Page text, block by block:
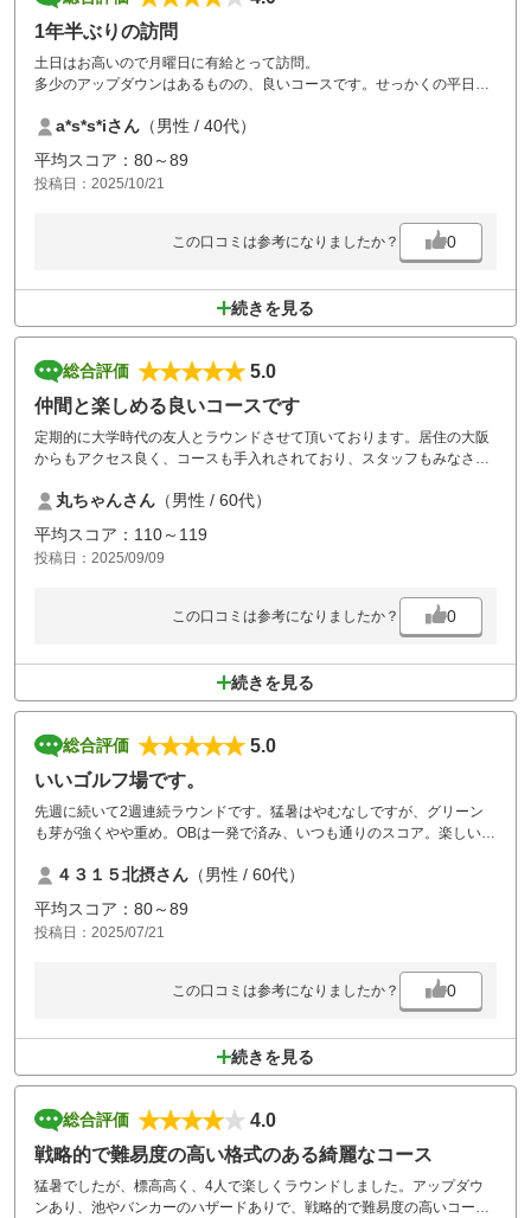
1年半ぶりの訪問
土日はお高いので月曜日に有給とって訪問。
多少のアップダウンはあるものの、良いコースです。せっかくの平日ラ
下手なのは仕方ないが、せめて急ぐ感じは出して欲しい。マーシャルも
回ってくることなく、注意くらいしてほしい、いいコースなのに少し残
念な気分になりました。
a*s*s*iさん （男性 / 40代）
平均スコア：80～89
投稿日：2025/10/21
この口コミは参考になりましたか？ 0
続きを見る
総合評価
5.0
仲間と楽しめる良いコースです
定期的に大学時代の友人とラウンドさせて頂いております。居住の大阪
からもアクセス良く、コースも手入れされており、スタッフもみなさん
いたします。
丸ちゃんさん （男性 / 60代）
平均スコア：110～119
投稿日：2025/09/09
この口コミは参考になりましたか？ 0
続きを見る
総合評価
5.0
いいゴルフ場です。
先週に続いて2週連続ラウンドです。猛暑はやむなしですが、グリーン
も芽が強くやや重め。OBは一発で済み、いつも通りのスコア。楽しいラ
４３１５北摂さん （男性 / 60代）
平均スコア：80～89
投稿日：2025/07/21
この口コミは参考になりましたか？ 0
続きを見る
総合評価
4.0
戦略的で難易度の高い格式のある綺麗なコース
猛暑でしたが、標高高く、4人で楽しくラウンドしました。アップダウ
ンあり、池やバンカーのハザードありで、戦略的で難易度の高いコース